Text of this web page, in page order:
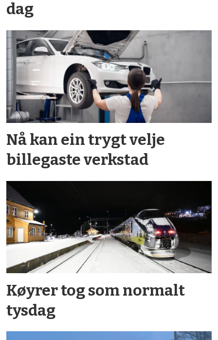
dag
Nå kan ein trygt velje
billegaste verkstad
Køyrer tog som normalt
tysdag